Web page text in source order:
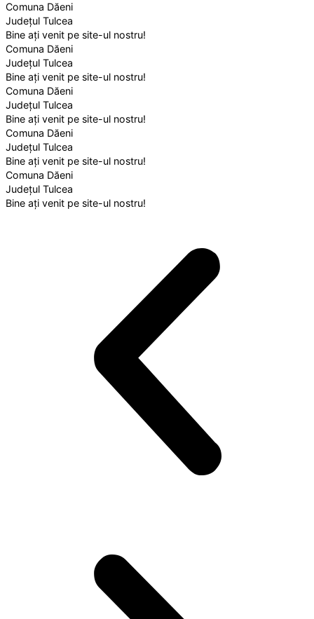
Comuna Dăeni
Județul Tulcea
Bine ați venit pe site-ul nostru!
Comuna Dăeni
Județul Tulcea
Bine ați venit pe site-ul nostru!
Comuna Dăeni
Județul Tulcea
Bine ați venit pe site-ul nostru!
Comuna Dăeni
Județul Tulcea
Bine ați venit pe site-ul nostru!
Comuna Dăeni
Județul Tulcea
Bine ați venit pe site-ul nostru!